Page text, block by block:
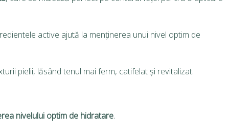
active ajută la menținerea unui nivel optim de
pielii, lăsând tenul mai ferm, catifelat și revitalizat.
nivelului optim de hidratare.